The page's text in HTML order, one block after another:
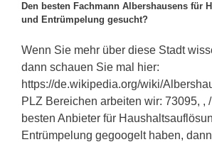
Den besten Fachmann Albershausens für
und Entrümpelung gesucht?
Wenn Sie mehr über diese Stadt
dann schauen Sie mal hier:
https://de.wikipedia.org/wiki/
PLZ Bereichen arbeiten wir: 73095, ,
besten Anbieter für
Entrümpelung gegoogelt haben,